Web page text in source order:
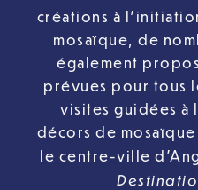
créations à
mosaïque, de
également
prévues pour tous
visites guidées à
décors de
le centre-ville